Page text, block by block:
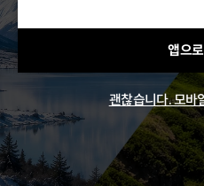
앱으
괜찮습니다. 모바